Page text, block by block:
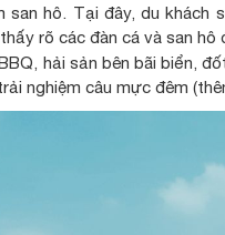
san hô. Tại đây, du khách
rõ các đàn cá và san hô
hải sản bên bãi biển,
nghiệm câu mực đêm